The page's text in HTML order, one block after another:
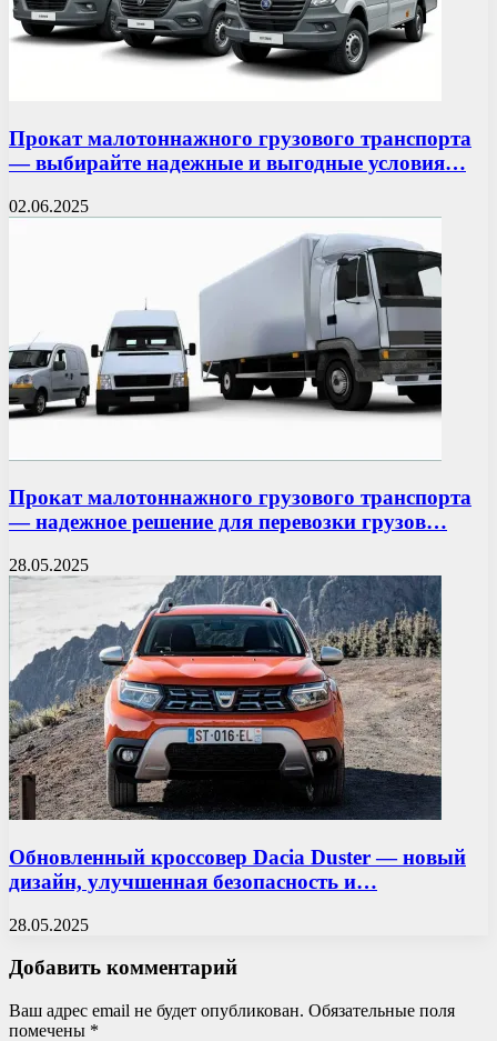
Прокат малотоннажного грузового транспорта
— выбирайте надежные и выгодные условия…
02.06.2025
Прокат малотоннажного грузового транспорта
— надежное решение для перевозки грузов…
28.05.2025
Обновленный кроссовер Dacia Duster — новый
дизайн, улучшенная безопасность и…
28.05.2025
Добавить комментарий
Ваш адрес email не будет опубликован. Обязательные поля
помечены *